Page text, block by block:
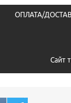
ОПЛАТА/
Сайт